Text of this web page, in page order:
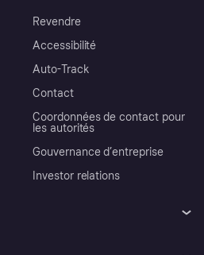
Revendre
Accessibilité
Auto-Track
Contact
Coordonnées de contact pour
les autorités
Gouvernance d’entreprise
Investor relations